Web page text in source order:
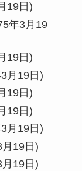
19日)
年3月19
19日)
月19日)
19日)
19日)
月19日)
月19日)
月19日)